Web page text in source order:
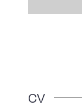
CV